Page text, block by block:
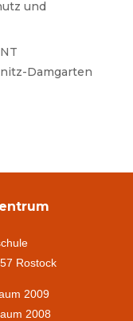
und
Damgarten
Rostock
2009
2008